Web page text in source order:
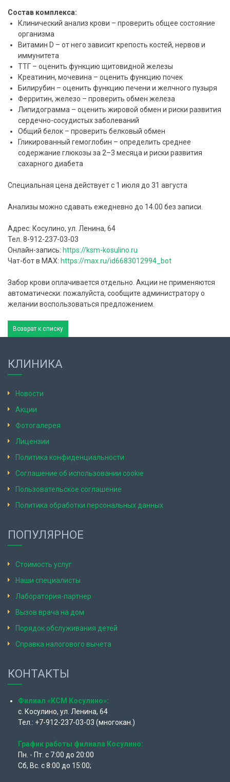
Состав комплекса:
Клинический анализ крови – проверить общее состояние
организма
Витамин D – от него зависит крепость костей, нервов и
иммунитета
ТТГ – оценить функцию щитовидной железы
Креатинин, мочевина – оценить функцию почек
Билирубин – оценить функцию печени и желчного пузыря
Ферритин, железо – проверить обмен железа
Липидограмма – оценить жировой обмен и риски развития
сердечно-сосудистых заболеваний
Общий белок – проверить белковый обмен
Гликированный гемоглобин – определить среднее
содержание глюкозы за 2–3 месяца и риски развития
сахарного диабета
Специальная цена действует с 1 июля до 31 августа
Анализы можно сдавать ежедневно до 14.00 без записи.
Адрес: Косулино, ул. Ленина, 64
Тел. 8-912-237-03-03
Онлайн-запись: https://ksm-kosulino.ru
Чат-бот в MAX: https://max.ru/id6683012994_bot
Забор крови оплачивается отдельно. Акции не применяются
автоматически: пожалуйста, сообщите администратору о
желании воспользоваться предложением.
Возврат к списку
КЛИНИКА
Новости
Акции
Фотогалерея
Лицензии
Политика конфиденциальности
Соглашение об использовании cookie
Пользовательское соглашение
Политика обработки персональных данных
ПОПУЛЯРНОЕ
Стоимость услуг
Наши специалисты
Лаборатория-партнер
Вызов врача на дом
Порядок обслуживания детей
Справка налогового вычета
КОНТАКТЫ
Филиал «КСМ Косулино»:
с. Косулино, ул. Ленина, 64
Тел.: +7-912-237-03-03 (многокан.)
График работы филиала Косулино:
Пн. - Пт. с 7:00 до 20:00
Сб, Вс. с 8:00 до 15:00;